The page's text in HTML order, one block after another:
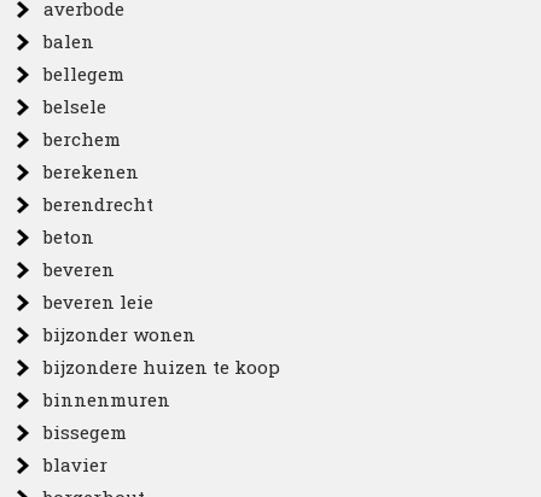
averbode
balen
bellegem
belsele
berchem
berekenen
berendrecht
beton
beveren
beveren leie
bijzonder wonen
bijzondere huizen te koop
binnenmuren
bissegem
blavier